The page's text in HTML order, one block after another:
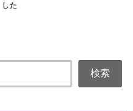
した
検索